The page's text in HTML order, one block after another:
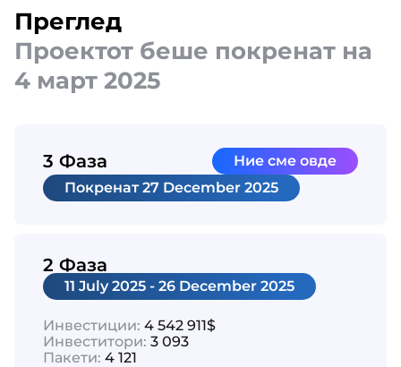
Преглед
Проектот беше покренат на
4 март 2025
3 Фаза
Ние сме овде
Покренат 27 December 2025
2 Фаза
11 July 2025 - 26 December 2025
Инвестиции: 4 542 911$
Инвеститори: 3 093
Пакети: 4 121